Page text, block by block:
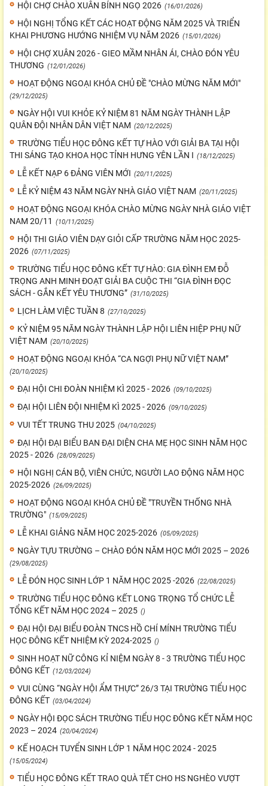
HỘI CHỢ CHÀO XUÂN BÍNH NGỌ 2026 (16/01/2026)
HỘI NGHỊ TỔNG KẾT CÁC HOẠT ĐỘNG NĂM 2025 VÀ TRIỂN
KHAI PHƯƠNG HƯỚNG NHIỆM VỤ NĂM 2026 (15/01/2026)
HỘI CHỢ XUÂN 2026 - GIEO MẦM NHÂN ÁI, CHÀO ĐÓN YÊU
THƯƠNG (12/01/2026)
HOẠT ĐỘNG NGOẠI KHÓA CHỦ ĐỀ "CHÀO MỪNG NĂM MỚI"
(29/12/2025)
NGÀY HỘI VUI KHỎE KỶ NIỆM 81 NĂM NGÀY THÀNH LẬP
QUÂN ĐỘI NHÂN DÂN VIỆT NAM (20/12/2025)
TRƯỜNG TIỂU HỌC ĐÔNG KẾT TỰ HÀO VỚI GIẢI BA TẠI HỘI
THI SÁNG TẠO KHOA HỌC TỈNH HƯNG YÊN LẦN I (18/12/2025)
LỄ KẾT NẠP 6 ĐẢNG VIÊN MỚI (20/11/2025)
LỄ KỶ NIỆM 43 NĂM NGÀY NHÀ GIÁO VIỆT NAM (20/11/2025)
HOẠT ĐỘNG NGOẠI KHÓA CHÀO MỪNG NGÀY NHÀ GIÁO VIỆT
NAM 20/11
(10/11/2025)
HỘI THI GIÁO VIÊN DẠY GIỎI CẤP TRƯỜNG NĂM HỌC 2025-
2026 (07/11/2025)
TRƯỜNG TIỂU HỌC ĐÔNG KẾT TỰ HÀO: GIA ĐÌNH EM ĐỖ
TRỌNG ANH MINH ĐOẠT GIẢI BA CUỘC THI “GIA ĐÌNH ĐỌC
SÁCH - GẮN KẾT YÊU THƯƠNG” (31/10/2025)
LỊCH LÀM VIỆC TUẦN 8 (27/10/2025)
KỶ NIỆM 95 NĂM NGÀY THÀNH LẬP HỘI LIÊN HIỆP PHỤ NỮ
VIỆT NAM (20/10/2025)
HOẠT ĐỘNG NGOẠI KHÓA “CA NGỢI PHỤ NỮ VIỆT NAM”
(20/10/2025)
ĐẠI HỘI CHI ĐOÀN NHIỆM KÌ 2025 - 2026 (09/10/2025)
ĐẠI HỘI LIÊN ĐỘI NHIỆM KÌ 2025 - 2026 (09/10/2025)
VUI TẾT TRUNG THU 2025 (04/10/2025)
ĐẠI HỘI ĐẠI BIỂU BAN ĐẠI DIỆN CHA MẸ HỌC SINH NĂM HỌC
2025 - 2026 (28/09/2025)
HỘI NGHỊ CÁN BỘ, VIÊN CHỨC, NGƯỜI LAO ĐỘNG NĂM HỌC
2025-2026 (26/09/2025)
HOẠT ĐỘNG NGOẠI KHÓA CHỦ ĐỀ "TRUYỀN THỐNG NHÀ
TRƯỜNG" (15/09/2025)
LỄ KHAI GIẢNG NĂM HỌC 2025-2026 (05/09/2025)
NGÀY TỰU TRƯỜNG – CHÀO ĐÓN NĂM HỌC MỚI 2025 – 2026
(29/08/2025)
LỄ ĐÓN HỌC SINH LỚP 1 NĂM HỌC 2025 -2026 (22/08/2025)
TRƯỜNG TIỂU HỌC ĐÔNG KẾT LONG TRỌNG TỔ CHỨC LỄ
TỔNG KẾT NĂM HỌC 2024 – 2025 ()
ĐẠI HỘI ĐẠI BIỂU ĐOÀN TNCS HỒ CHÍ MÍNH TRƯỜNG TIỂU
HỌC ĐÔNG KẾT NHIỆM KỲ 2024-2025 ()
SINH HOẠT NỮ CÔNG KỈ NIỆM NGÀY 8 - 3 TRƯỜNG TIỂU HỌC
ĐÔNG KẾT (12/03/2024)
VUI CÙNG “NGÀY HỘI ẨM THỰC” 26/3 TẠI TRƯỜNG TIỂU HỌC
ĐÔNG KẾT (03/04/2024)
NGÀY HỘI ĐỌC SÁCH TRƯỜNG TIỂU HỌC ĐÔNG KẾT NĂM HỌC
2023 – 2024 (20/04/2024)
KẾ HOẠCH TUYỂN SINH LỚP 1 NĂM HỌC 2024 - 2025
(15/05/2024)
TIỂU HỌC ĐÔNG KẾT TRAO QUÀ TẾT CHO HS NGHÈO VƯỢT